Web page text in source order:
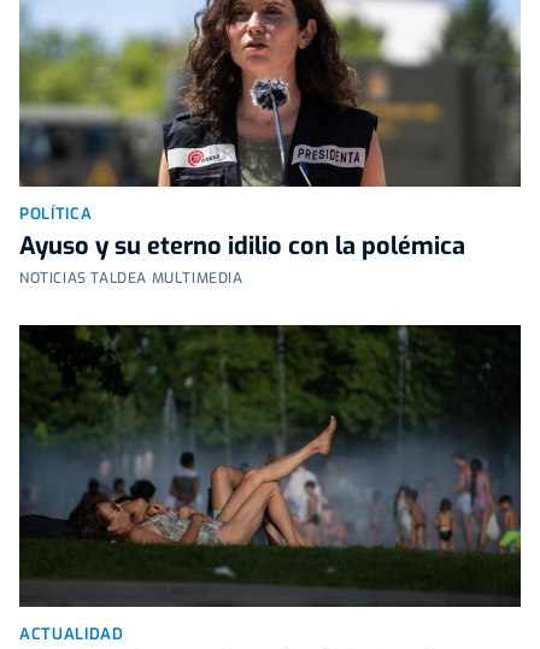
POLÍTICA
Ayuso y su eterno idilio con la polémica
NOTICIAS TALDEA MULTIMEDIA
ACTUALIDAD